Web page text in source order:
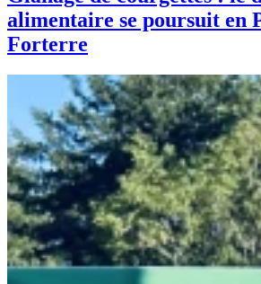
alimentaire se poursuit en
Forterre